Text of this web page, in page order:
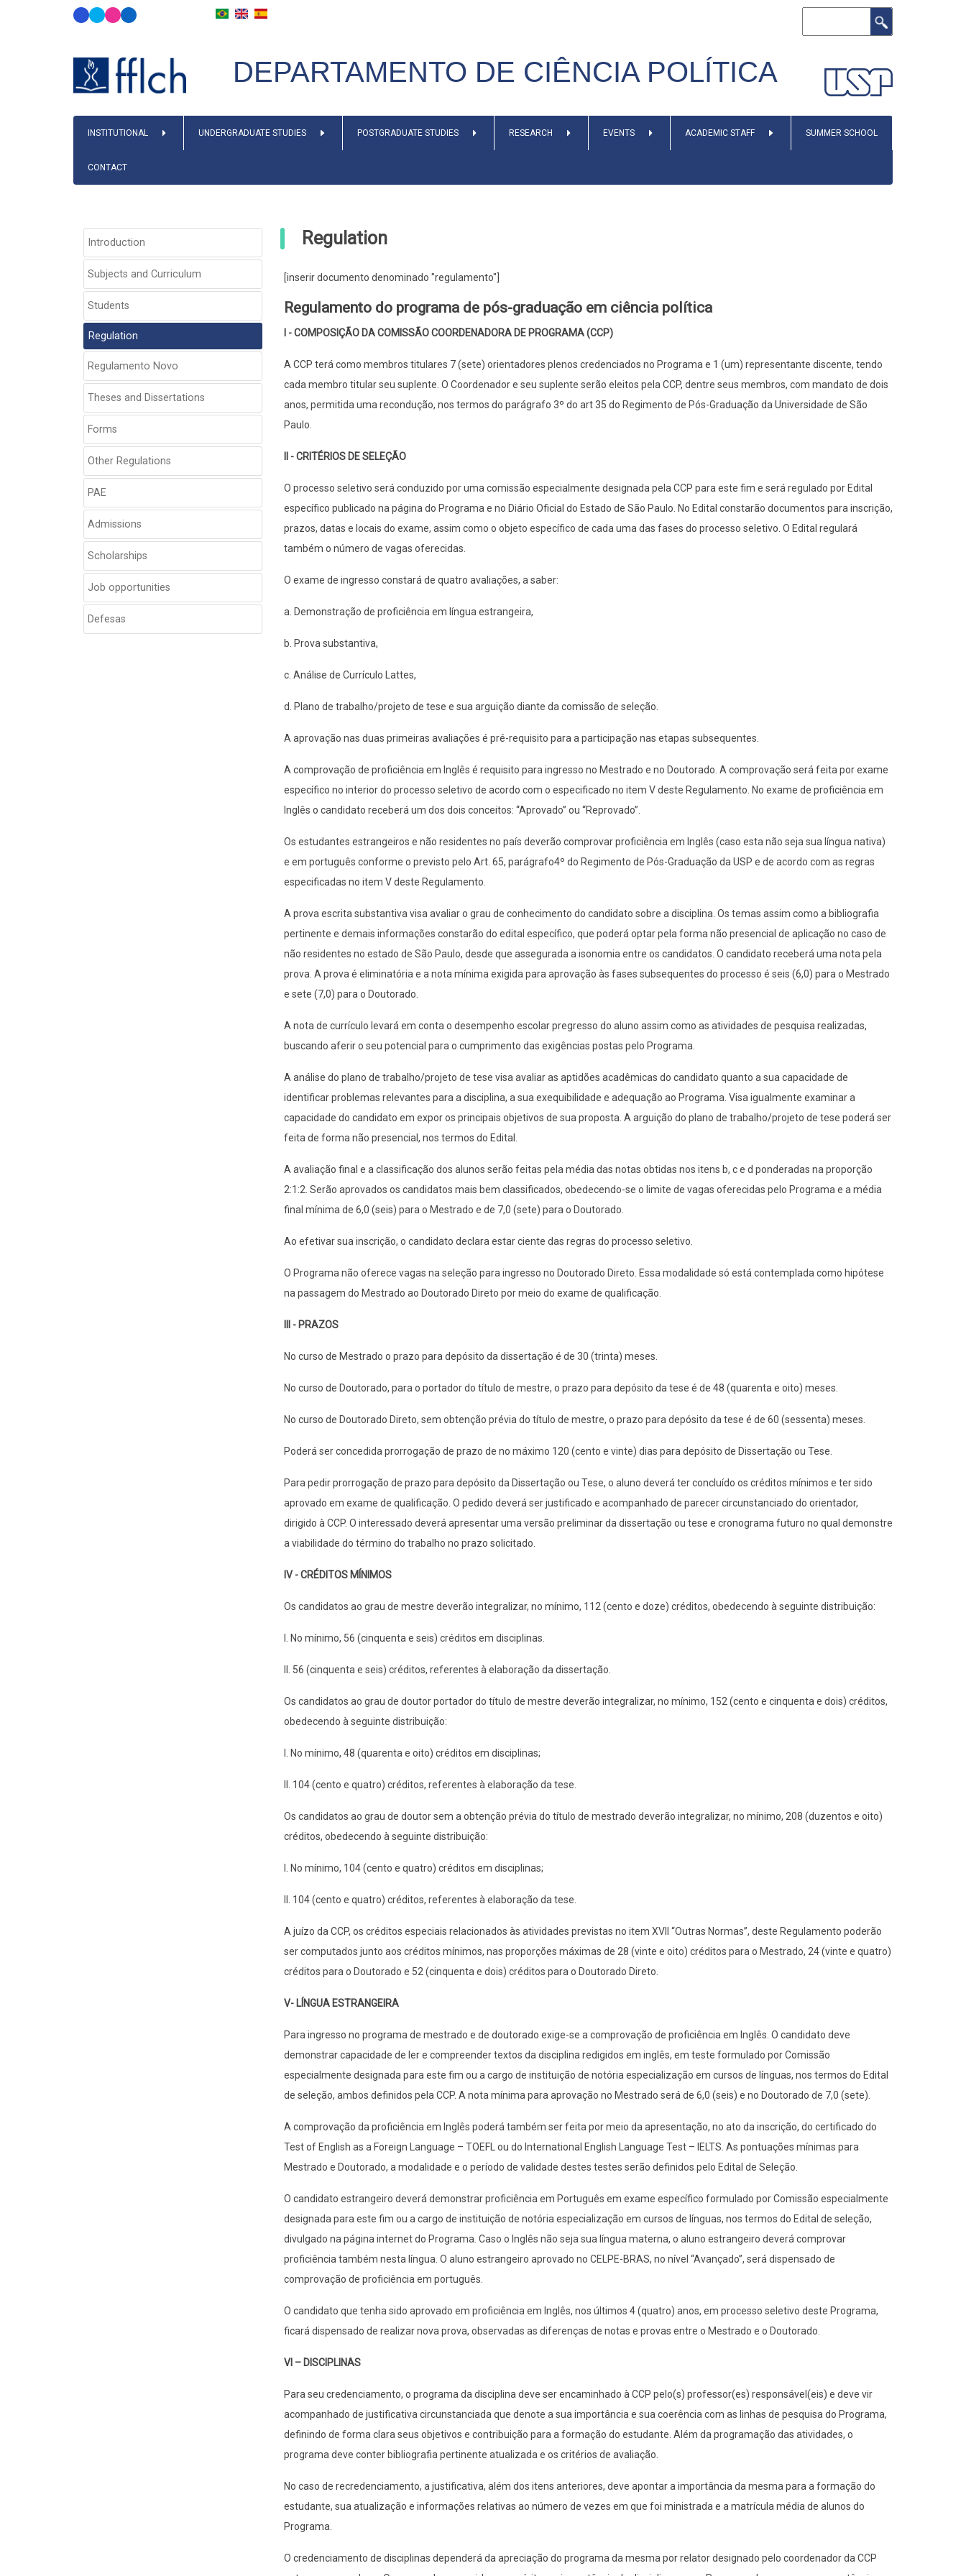
DEPARTAMENTO DE CIÊNCIA POLÍTICA
MAIN
INSTITUTIONAL UNDERGRADUATE STUDIES POSTGRADUATE STUDIES RESEARCH EVENTS ACADEMIC STAFF SUMMER SCHOOL
CONTACT
SIDEBAR
PÓS-
GRADUAÇÃO
Introduction
Subjects and Curriculum
Students
Regulation
Regulamento Novo
Theses and Dissertations
Forms
Other Regulations
PAE
Admissions
Scholarships
Job opportunities
Defesas
Regulation
[inserir documento denominado "regulamento"]
Regulamento do programa de pós-graduação em ciência política
I - COMPOSIÇÃO DA COMISSÃO COORDENADORA DE PROGRAMA (CCP)
A CCP terá como membros titulares 7 (sete) orientadores plenos credenciados no Programa e 1 (um) representante discente, tendo
cada membro titular seu suplente. O Coordenador e seu suplente serão eleitos pela CCP, dentre seus membros, com mandato de dois
anos, permitida uma recondução, nos termos do parágrafo 3º do art 35 do Regimento de Pós-Graduação da Universidade de São
Paulo.
II - CRITÉRIOS DE SELEÇÃO
O processo seletivo será conduzido por uma comissão especialmente designada pela CCP para este fim e será regulado por Edital
específico publicado na página do Programa e no Diário Oficial do Estado de São Paulo. No Edital constarão documentos para inscrição,
prazos, datas e locais do exame, assim como o objeto específico de cada uma das fases do processo seletivo. O Edital regulará
também o número de vagas oferecidas.
O exame de ingresso constará de quatro avaliações, a saber:
a. Demonstração de proficiência em língua estrangeira,
b. Prova substantiva,
c. Análise de Currículo Lattes,
d. Plano de trabalho/projeto de tese e sua arguição diante da comissão de seleção.
A aprovação nas duas primeiras avaliações é pré-requisito para a participação nas etapas subsequentes.
A comprovação de proficiência em Inglês é requisito para ingresso no Mestrado e no Doutorado. A comprovação será feita por exame
específico no interior do processo seletivo de acordo com o especificado no item V deste Regulamento. No exame de proficiência em
Inglês o candidato receberá um dos dois conceitos: “Aprovado” ou “Reprovado”.
Os estudantes estrangeiros e não residentes no país deverão comprovar proficiência em Inglês (caso esta não seja sua língua nativa)
e em português conforme o previsto pelo Art. 65, parágrafo4º do Regimento de Pós-Graduação da USP e de acordo com as regras
especificadas no item V deste Regulamento.
A prova escrita substantiva visa avaliar o grau de conhecimento do candidato sobre a disciplina. Os temas assim como a bibliografia
pertinente e demais informações constarão do edital específico, que poderá optar pela forma não presencial de aplicação no caso de
não residentes no estado de São Paulo, desde que assegurada a isonomia entre os candidatos. O candidato receberá uma nota pela
prova. A prova é eliminatória e a nota mínima exigida para aprovação às fases subsequentes do processo é seis (6,0) para o Mestrado
e sete (7,0) para o Doutorado.
A nota de currículo levará em conta o desempenho escolar pregresso do aluno assim como as atividades de pesquisa realizadas,
buscando aferir o seu potencial para o cumprimento das exigências postas pelo Programa.
A análise do plano de trabalho/projeto de tese visa avaliar as aptidões acadêmicas do candidato quanto a sua capacidade de
identificar problemas relevantes para a disciplina, a sua exequibilidade e adequação ao Programa. Visa igualmente examinar a
capacidade do candidato em expor os principais objetivos de sua proposta. A arguição do plano de trabalho/projeto de tese poderá ser
feita de forma não presencial, nos termos do Edital.
A avaliação final e a classificação dos alunos serão feitas pela média das notas obtidas nos itens b, c e d ponderadas na proporção
2:1:2. Serão aprovados os candidatos mais bem classificados, obedecendo-se o limite de vagas oferecidas pelo Programa e a média
final mínima de 6,0 (seis) para o Mestrado e de 7,0 (sete) para o Doutorado.
Ao efetivar sua inscrição, o candidato declara estar ciente das regras do processo seletivo.
O Programa não oferece vagas na seleção para ingresso no Doutorado Direto. Essa modalidade só está contemplada como hipótese
na passagem do Mestrado ao Doutorado Direto por meio do exame de qualificação.
III - PRAZOS
No curso de Mestrado o prazo para depósito da dissertação é de 30 (trinta) meses.
No curso de Doutorado, para o portador do título de mestre, o prazo para depósito da tese é de 48 (quarenta e oito) meses.
No curso de Doutorado Direto, sem obtenção prévia do título de mestre, o prazo para depósito da tese é de 60 (sessenta) meses.
Poderá ser concedida prorrogação de prazo de no máximo 120 (cento e vinte) dias para depósito de Dissertação ou Tese.
Para pedir prorrogação de prazo para depósito da Dissertação ou Tese, o aluno deverá ter concluído os créditos mínimos e ter sido
aprovado em exame de qualificação. O pedido deverá ser justificado e acompanhado de parecer circunstanciado do orientador,
dirigido à CCP. O interessado deverá apresentar uma versão preliminar da dissertação ou tese e cronograma futuro no qual demonstre
a viabilidade do término do trabalho no prazo solicitado.
IV - CRÉDITOS MÍNIMOS
Os candidatos ao grau de mestre deverão integralizar, no mínimo, 112 (cento e doze) créditos, obedecendo à seguinte distribuição:
I. No mínimo, 56 (cinquenta e seis) créditos em disciplinas.
II. 56 (cinquenta e seis) créditos, referentes à elaboração da dissertação.
Os candidatos ao grau de doutor portador do título de mestre deverão integralizar, no mínimo, 152 (cento e cinquenta e dois) créditos,
obedecendo à seguinte distribuição:
I. No mínimo, 48 (quarenta e oito) créditos em disciplinas;
II. 104 (cento e quatro) créditos, referentes à elaboração da tese.
Os candidatos ao grau de doutor sem a obtenção prévia do título de mestrado deverão integralizar, no mínimo, 208 (duzentos e oito)
créditos, obedecendo à seguinte distribuição:
I. No mínimo, 104 (cento e quatro) créditos em disciplinas;
II. 104 (cento e quatro) créditos, referentes à elaboração da tese.
A juízo da CCP, os créditos especiais relacionados às atividades previstas no item XVII “Outras Normas”, deste Regulamento poderão
ser computados junto aos créditos mínimos, nas proporções máximas de 28 (vinte e oito) créditos para o Mestrado, 24 (vinte e quatro)
créditos para o Doutorado e 52 (cinquenta e dois) créditos para o Doutorado Direto.
V- LÍNGUA ESTRANGEIRA
Para ingresso no programa de mestrado e de doutorado exige-se a comprovação de proficiência em Inglês. O candidato deve
demonstrar capacidade de ler e compreender textos da disciplina redigidos em inglês, em teste formulado por Comissão
especialmente designada para este fim ou a cargo de instituição de notória especialização em cursos de línguas, nos termos do Edital
de seleção, ambos definidos pela CCP. A nota mínima para aprovação no Mestrado será de 6,0 (seis) e no Doutorado de 7,0 (sete).
A comprovação da proficiência em Inglês poderá também ser feita por meio da apresentação, no ato da inscrição, do certificado do
Test of English as a Foreign Language – TOEFL ou do International English Language Test – IELTS. As pontuações mínimas para
Mestrado e Doutorado, a modalidade e o período de validade destes testes serão definidos pelo Edital de Seleção.
O candidato estrangeiro deverá demonstrar proficiência em Português em exame específico formulado por Comissão especialmente
designada para este fim ou a cargo de instituição de notória especialização em cursos de línguas, nos termos do Edital de seleção,
divulgado na página internet do Programa. Caso o Inglês não seja sua língua materna, o aluno estrangeiro deverá comprovar
proficiência também nesta língua. O aluno estrangeiro aprovado no CELPE-BRAS, no nível “Avançado”, será dispensado de
comprovação de proficiência em português.
O candidato que tenha sido aprovado em proficiência em Inglês, nos últimos 4 (quatro) anos, em processo seletivo deste Programa,
ficará dispensado de realizar nova prova, observadas as diferenças de notas e provas entre o Mestrado e o Doutorado.
VI – DISCIPLINAS
Para seu credenciamento, o programa da disciplina deve ser encaminhado à CCP pelo(s) professor(es) responsável(eis) e deve vir
acompanhado de justificativa circunstanciada que denote a sua importância e sua coerência com as linhas de pesquisa do Programa,
definindo de forma clara seus objetivos e contribuição para a formação do estudante. Além da programação das atividades, o
programa deve conter bibliografia pertinente atualizada e os critérios de avaliação.
No caso de recredenciamento, a justificativa, além dos itens anteriores, deve apontar a importância da mesma para a formação do
estudante, sua atualização e informações relativas ao número de vezes em que foi ministrada e a matrícula média de alunos do
Programa.
O credenciamento de disciplinas dependerá da apreciação do programa da mesma por relator designado pelo coordenador da CCP